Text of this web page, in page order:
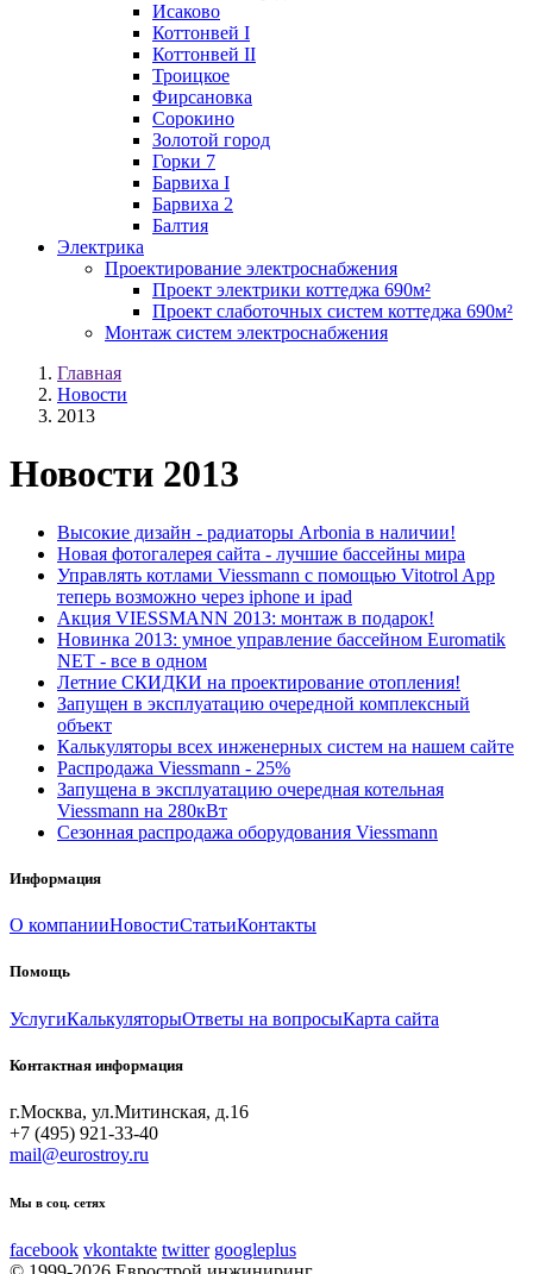
Исаково
Коттонвей I
Коттонвей II
Троицкое
Фирсановка
Сорокино
Золотой город
Горки 7
Барвиха I
Барвиха 2
Балтия
Электрика
Проектирование электроснабжения
Проект электрики коттеджа 690м²
Проект слаботочных систем коттеджа 690м²
Монтаж систем электроснабжения
Главная
Новости
2013
Новости 2013
Высокие дизайн - радиаторы Arbonia в наличии!
Новая фотогалерея сайта - лучшие бассейны мира
Управлять котлами Viessmann с помощью Vitotrol App
теперь возможно через iphone и ipad
Акция VIESSMANN 2013: монтаж в подарок!
Новинка 2013: умное управление бассейном Euromatik
NET - все в одном
Летние СКИДКИ на проектирование отопления!
Запущен в эксплуатацию очередной комплексный
объект
Калькуляторы всех инженерных систем на нашем сайте
Распродажа Viessmann - 25%
Запущена в эксплуатацию очередная котельная
Viessmann на 280кВт
Сезонная распродажа оборудования Viessmann
Информация
О компанииНовостиСтатьиКонтакты
Помощь
УслугиКалькуляторыОтветы на вопросыКарта сайта
Контактная информация
г.Москва, ул.Митинская, д.16
+7 (495) 921-33-40
mail@eurostroy.ru
Мы в соц. сетях
facebook vkontakte twitter googleplus